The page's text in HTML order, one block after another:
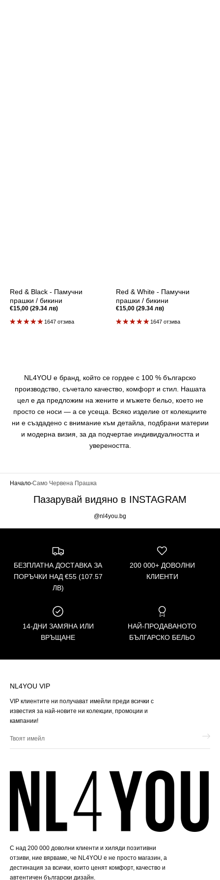
Red & Black - Памучни
прашки / бикини
Редовна
€15,00 (29.34 лв)
1647 отзива
Red & White - Памучни
прашки / бикини
Редовна
€15,00 (29.34 лв)
1647 отзива
NL4YOU е бранд, който се гордее с 100 % българско
производство, съчетало качество, комфорт и стил. Нашата
цел е да предложим на жените и мъжете бельо, което не
просто се носи — а се усеща. Всяко изделие от колекциите
ни е създадено с внимание към детайла, подбрани материи
и модерна визия, за да подчертае индивидуалността и
увереността.
Начало Само Червена Прашка
Пазарувай видяно в INSTAGRAM
@nl4you.bg
БЕЗПЛАТНА ДОСТАВКА ЗА
ПОРЪЧКИ НАД €55 (107.57
ЛВ)
200 000+ ДОВОЛНИ
КЛИЕНТИ
14-ДНИ ЗАМЯНА ИЛИ
ВРЪЩАНЕ
НАЙ-ПРОДАВАНОТО
БЪЛГАРСКО БЕЛЬО
С над 200 000 доволни клиенти и хиляди позитивни
отзиви, ние вярваме, че NL4YOU е не просто магазин, а
дестинация за всички, които ценят комфорт, качество и
автентичен български дизайн.
NL4YOU VIP
VIP клиентите ни получават имейли преди всички с
известия за най-новите ни колекции, промоции и
кампании!
Твоят
имейл